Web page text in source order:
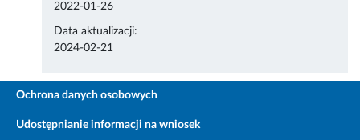
2022-01-26
Data aktualizacji:
2024-02-21
Ochrona danych osobowych
Udostępnianie informacji na wniosek